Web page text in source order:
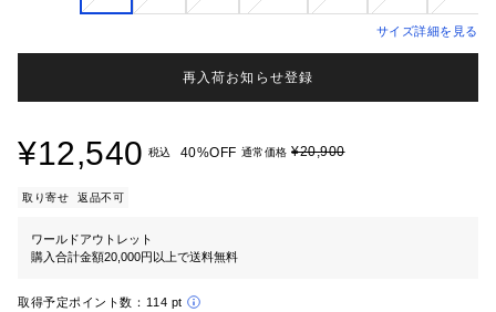
サイズ詳細を見る
再入荷お知らせ登録
¥12,540 税込 40%OFF 通常価格 ¥20,900
取り寄せ 返品不可
ワールドアウトレット
購入合計金額20,000円以上で送料無料
取得予定ポイント数： 114 pt